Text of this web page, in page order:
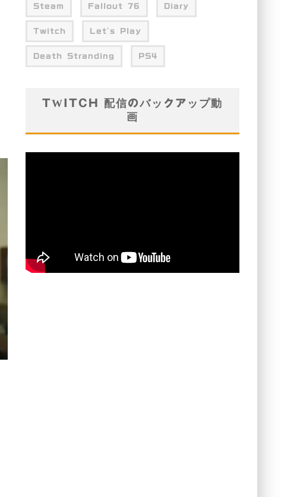
Steam Fallout 76 Diary
Twitch Let's Play
Death Stranding PS4
TWITCH 配信のバックアップ動
画